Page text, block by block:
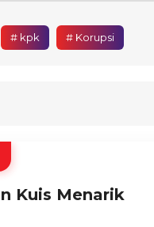
# kpk # Korupsi
Kuis Menarik